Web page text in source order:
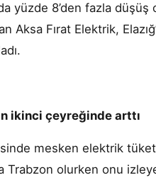
yüzde 8’den fazla düşüş
Aksa Fırat Elektrik,
ikinci çeyreğinde arttı
mesken elektrik
Trabzon olurken onu